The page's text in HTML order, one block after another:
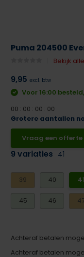
Puma 204500
Bekijk
9,95 excl. btw
Voor 16:00
00 : 00 : 00 : 00
Grotere aantallen
Vraag een
9 variaties 41
39 40 41
45 46
Achteraf betalen
Achteraf betalen